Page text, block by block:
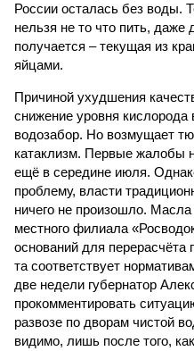
России осталась без воды.
нельзя не то что пить, даже
получается – текущая из
яйцами.
Причиной ухудшения
снижение уровня
водозабор. Но возмущает
катаклизм. Первые жалобы
ещё в середине июля.
проблему, власти
ничего не произошло.
местного филиала
оснований для перерасчёта
та соответствует
две недели губернатор
прокомментировать
развозе по дворам чистой
видимо, лишь после того,